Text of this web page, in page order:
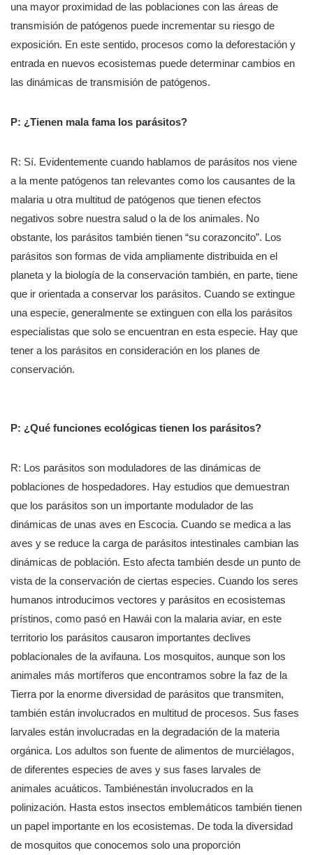
una mayor proximidad de las poblaciones con las áreas de
transmisión de patógenos puede incrementar su riesgo de
exposición. En este sentido, procesos como la deforestación y
entrada en nuevos ecosistemas puede determinar cambios en
las dinámicas de transmisión de patógenos.
P: ¿Tienen mala fama los parásitos?
R: Sí. Evidentemente cuando hablamos de parásitos nos viene
a la mente patógenos tan relevantes como los causantes de la
malaria u otra multitud de patógenos que tienen efectos
negativos sobre nuestra salud o la de los animales. No
obstante, los parásitos también tienen “su corazoncito”. Los
parásitos son formas de vida ampliamente distribuida en el
planeta y la biología de la conservación también, en parte, tiene
que ir orientada a conservar los parásitos. Cuando se extingue
una especie, generalmente se extinguen con ella los parásitos
especialistas que solo se encuentran en esta especie. Hay que
tener a los parásitos en consideración en los planes de
conservación.
P: ¿Qué funciones ecológicas tienen los parásitos?
R: Los parásitos son moduladores de las dinámicas de
poblaciones de hospedadores. Hay estudios que demuestran
que los parásitos son un importante modulador de las
dinámicas de unas aves en Escocia. Cuando se medica a las
aves y se reduce la carga de parásitos intestinales cambian las
dinámicas de población. Esto afecta también desde un punto de
vista de la conservación de ciertas especies. Cuando los seres
humanos introducimos vectores y parásitos en ecosistemas
prístinos, como pasó en Hawái con la malaria aviar, en este
territorio los parásitos causaron importantes declives
poblacionales de la avifauna. Los mosquitos, aunque son los
animales más mortíferos que encontramos sobre la faz de la
Tierra por la enorme diversidad de parásitos que transmiten,
también están involucrados en multitud de procesos. Sus fases
larvales están involucradas en la degradación de la materia
orgánica. Los adultos son fuente de alimentos de murciélagos,
de diferentes especies de aves y sus fases larvales de
animales acuáticos. Tambiénestán involucrados en la
polinización. Hasta estos insectos emblemáticos también tienen
un papel importante en los ecosistemas. De toda la diversidad
de mosquitos que conocemos solo una proporción